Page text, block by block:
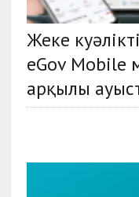
Жеке
eGov Mobile
арқылы